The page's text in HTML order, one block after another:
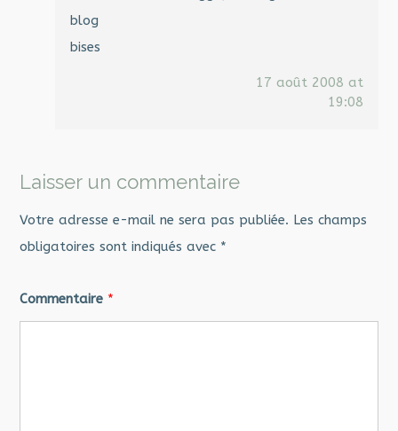
blog
bises
17 août 2008 at
19:08
Laisser un commentaire
Votre adresse e-mail ne sera pas publiée. Les champs
obligatoires sont indiqués avec *
Commentaire *